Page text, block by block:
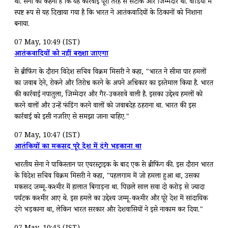
थी. सेना का कहना है कि यह कार्रवाई पूरी तरह से सटीक और जिम्मेदार थी. वीडियो में
स्पष्ट रूप से यह दिखाया गया है कि भारत ने आतंकवादियों के ठिकानों को निशाना
बनाया.
07 May, 10:49 (IST)
आतंकवादियों को नहीं बख्शा जाएगा
प्रेस ब्रीफिंग के दौरान विदेश सचिव विक्रम मिसरी ने कहा, "भारत ने सीमा पार हमलों
का जवाब देने, रोकने और प्रतिरोध करने के अपने अधिकार का इस्तेमाल किया है. भारत
की कार्रवाई नपातुला, जिम्मेदार और गैर-उकसावे वाली है. इसका उद्देश्य हमलों को
करने वालों और उन्हें फंडिंग करने वालों को जवाबदेह ठहराना था. भारत की इस
कार्रवाई को इसी नजरिए से समझा जाना चाहिए."
07 May, 10:47 (IST)
आतंकियों का मकसद पूरे देश में दंगे भड़काना था
भारतीय सेना ने पाकिस्तान पर एयरस्ट्राइक के बाद एक प्रेस ब्रीफिंग की. इस दौरान भारत
के विदेश सचिव विक्रम मिसरी ने कहा, "पहलगाम में जो हमला हुआ था, उसका
मकसद जम्मू-कश्मीर में हालात बिगाड़ना था. पिछले साल सवा दो करोड़ से ज्यादा
पर्यटक कश्मीर आए थे. इस हमले का उद्देश्य जम्मू-कश्मीर और पूरे देश में सांप्रदायिक
दंगे भड़काना था, लेकिन भारत सरकार और देशवासियों ने इसे नाकाम कर दिया."